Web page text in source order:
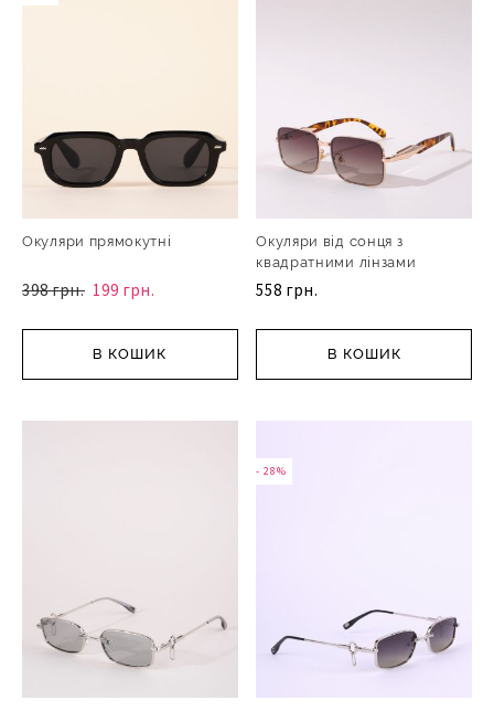
Окуляри прямокутні
398 грн. 199 грн.
В КОШИК
Окуляри від сонця з
квадратними лінзами
558 грн.
В КОШИК
- 28%